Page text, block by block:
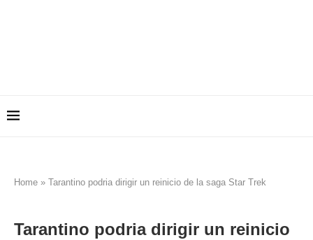
Home » Tarantino podria dirigir un reinicio de la saga Star Trek
Tarantino podria dirigir un reinicio